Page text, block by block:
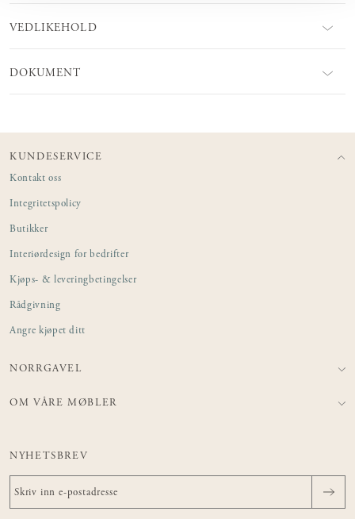
VEDLIKEHOLD
DOKUMENT
KUNDESERVICE
Kontakt oss
Integritetspolicy
Butikker
Interiørdesign for bedrifter
Kjøps- & leveringbetingelser
Rådgivning
Angre kjøpet ditt
NORRGAVEL
OM VÅRE MØBLER
NYHETSBREV